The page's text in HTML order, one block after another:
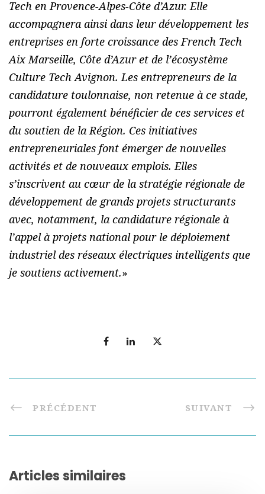
Tech en Provence-Alpes-Côte d’Azur. Elle
accompagnera ainsi dans leur développement les
entreprises en forte croissance des French Tech
Aix Marseille, Côte d’Azur et de l’écosystème
Culture Tech Avignon. Les entrepreneurs de la
candidature toulonnaise, non retenue à ce stade,
pourront également bénéficier de ces services et
du soutien de la Région. Ces initiatives
entrepreneuriales font émerger de nouvelles
activités et de nouveaux emplois. Elles
s’inscrivent au cœur de la stratégie régionale de
développement de grands projets structurants
avec, notamment, la candidature régionale à
l’appel à projets national pour le déploiement
industriel des réseaux électriques intelligents que
je soutiens activement.»
PRÉCÉDENT SUIVANT
Articles similaires